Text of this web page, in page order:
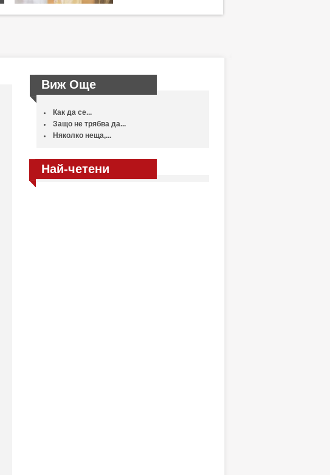
Виж Още
Как да се...
Защо не трябва да...
Няколко неща,...
Най-четени